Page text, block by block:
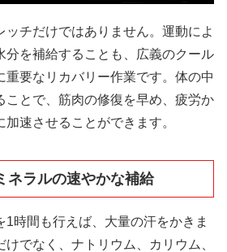
ッチだけではありません。運動によ
分を補給することも、広義のクール
重要なリカバリー作業です。体の中
ことで、筋肉の修復を早め、疲労か
速させることができます。
ネラルの速やかな補給
1時間も行えば、大量の汗をかきま
でなく、ナトリウム、カリウム、